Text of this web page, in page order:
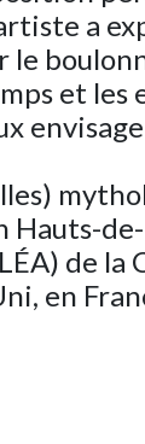
a
le
et
de
en